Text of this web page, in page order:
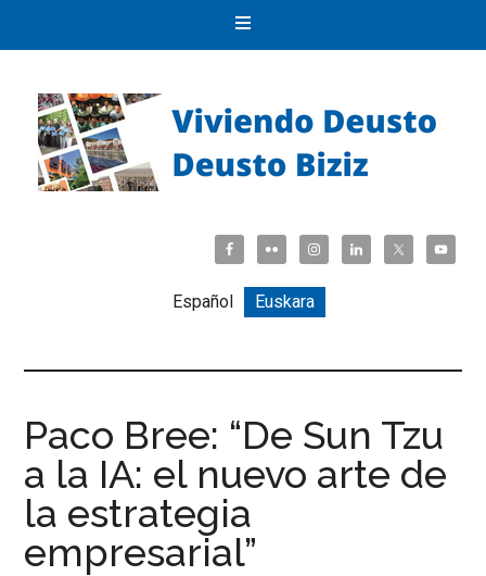
Español Euskara
Paco Bree: “De Sun Tzu
a la IA: el nuevo arte de
la estrategia
empresarial”